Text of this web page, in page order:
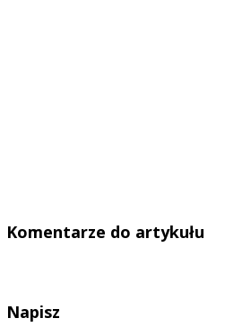
Komentarze do artykułu
Napisz